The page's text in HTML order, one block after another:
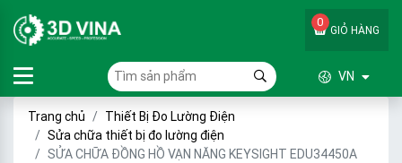
GIỎ HÀNG
0
VN
Trang chủ
Thiết Bị Đo Lường Điện
Sửa chữa thiết bị đo lường điện
SỬA CHỮA ĐỒNG HỒ VẠN NĂNG KEYSIGHT EDU34450A